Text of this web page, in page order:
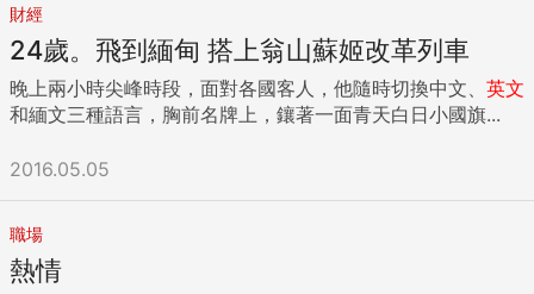
財經
24歲。飛到緬甸 搭上翁山蘇姬改革列車
晚上兩小時尖峰時段，面對各國客人，他隨時切換中文、 英文
和緬文三種語言，胸前名牌上，鑲著一面青天白日小國旗...
2016.05.05
職場
熱情